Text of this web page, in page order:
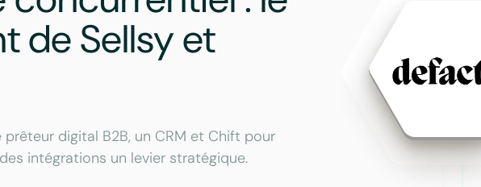
de Sellsy et
digital B2B, un CRM et Chift pour
intégrations un levier stratégique.